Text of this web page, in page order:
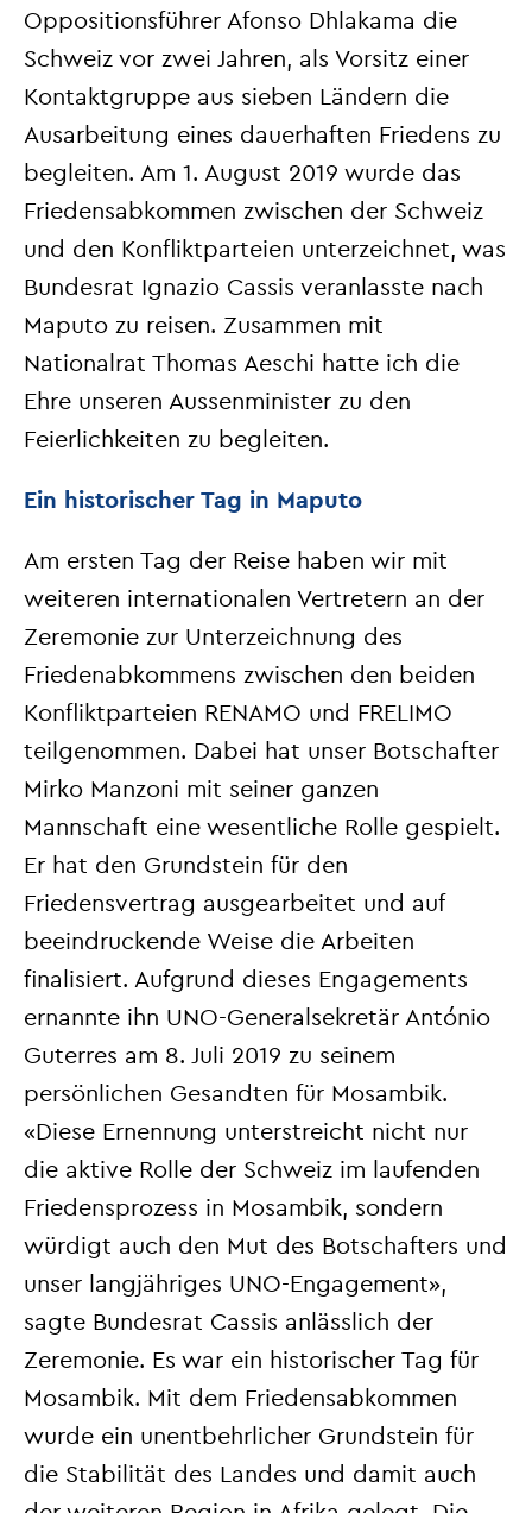
Oppositionsführer Afonso Dhlakama die
Schweiz vor zwei Jahren, als Vorsitz einer
Kontaktgruppe aus sieben Ländern die
Ausarbeitung eines dauerhaften Friedens zu
begleiten. Am 1. August 2019 wurde das
Friedensabkommen zwischen der Schweiz
und den Konfliktparteien unterzeichnet, was
Bundesrat Ignazio Cassis veranlasste nach
Maputo zu reisen. Zusammen mit
Nationalrat Thomas Aeschi hatte ich die
Ehre unseren Aussenminister zu den
Feierlichkeiten zu begleiten.
Ein historischer Tag in Maputo
Am ersten Tag der Reise haben wir mit
weiteren internationalen Vertretern an der
Zeremonie zur Unterzeichnung des
Friedenabkommens zwischen den beiden
Konfliktparteien RENAMO und FRELIMO
teilgenommen. Dabei hat unser Botschafter
Mirko Manzoni mit seiner ganzen
Mannschaft eine wesentliche Rolle gespielt.
Er hat den Grundstein für den
Friedensvertrag ausgearbeitet und auf
beeindruckende Weise die Arbeiten
finalisiert. Aufgrund dieses Engagements
ernannte ihn UNO-Generalsekretär António
Guterres am 8. Juli 2019 zu seinem
persönlichen Gesandten für Mosambik.
«Diese Ernennung unterstreicht nicht nur
die aktive Rolle der Schweiz im laufenden
Friedensprozess in Mosambik, sondern
würdigt auch den Mut des Botschafters und
unser langjähriges UNO-Engagement»,
sagte Bundesrat Cassis anlässlich der
Zeremonie. Es war ein historischer Tag für
Mosambik. Mit dem Friedensabkommen
wurde ein unentbehrlicher Grundstein für
die Stabilität des Landes und damit auch